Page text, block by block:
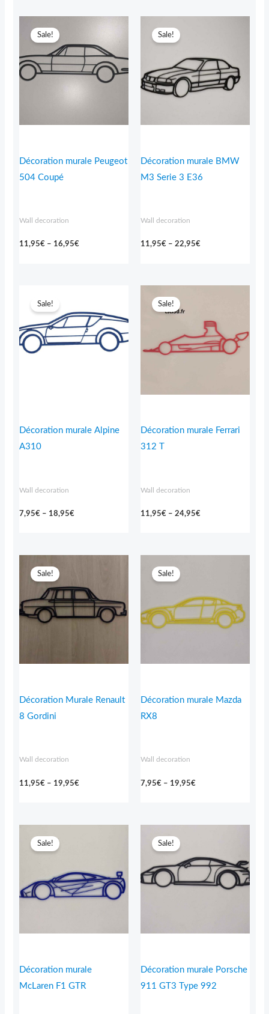
Sale!
Décoration murale Peugeot
504 Coupé
Wall decoration
11,95€ – 16,95€
through
16,95€
Sale!
Décoration murale BMW
M3 Serie 3 E36
Wall decoration
11,95€ – 22,95€
22,95€
Sale!
Décoration murale Alpine
A310
Wall decoration
7,95€ – 18,95€
7,95€
through
18,95€
Sale!
Décoration murale Ferrari
312 T
Wall decoration
11,95€ – 24,95€
through
24,95€
Sale!
Décoration Murale Renault
8 Gordini
Wall decoration
11,95€ – 19,95€
through
19,95€
Sale!
Décoration murale Mazda
RX8
Wall decoration
7,95€ – 19,95€
19,95€
Sale!
Décoration murale
McLaren F1 GTR
29,95€
Sale!
Décoration murale Porsche
911 GT3 Type 992
through
17,95€